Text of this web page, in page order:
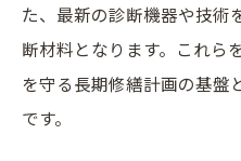
た、最新の診断機器や技術
断材料となります。これら
を守る長期修繕計画の基盤
です。